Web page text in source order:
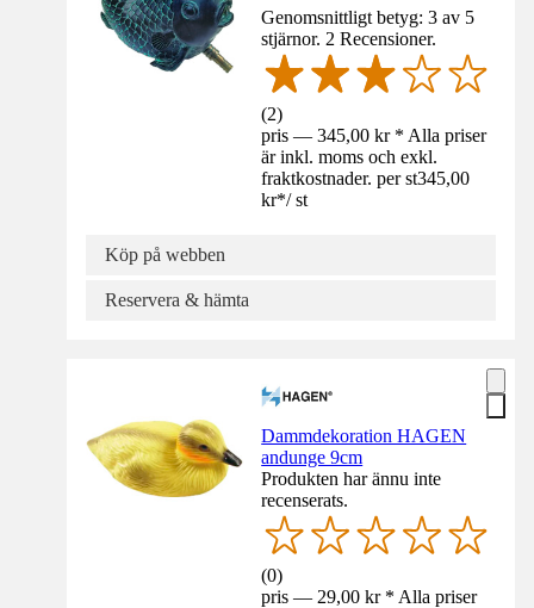
Genomsnittligt betyg: 3 av 5
stjärnor. 2 Recensioner.
(2)
pris — 345,00 kr * Alla priser
är inkl. moms och exkl.
fraktkostnader. per st345,00
kr*/ st
Köp på webben
Reservera & hämta
Dammdekoration HAGEN
andunge 9cm
Produkten har ännu inte
recenserats.
(0)
pris — 29,00 kr * Alla priser